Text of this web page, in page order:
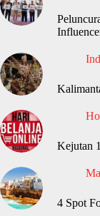
Kejutan
4 Spot